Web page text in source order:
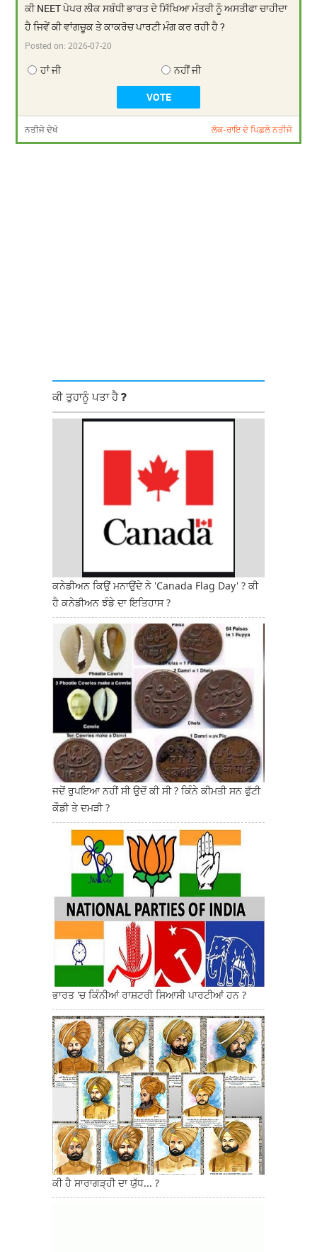
ਕੀ NEET ਪੇਪਰ ਲੀਕ ਸਬੰਧੀ ਭਾਰਤ ਦੇ ਸਿੱਖਿਆ ਮੰਤਰੀ ਨੂੰ ਅਸਤੀਫਾ ਚਾਹੀਦਾ
ਹੈ ਜਿਵੇਂ ਕੀ ਵਾਂਗਚੂਕ ਤੇ ਕਾਕਰੋਚ ਪਾਰਟੀ ਮੰਗ ਕਰ ਰਹੀ ਹੈ ?
Posted on:2026-07-20
ਹਾਂ ਜੀ ਨਹੀਂ ਜੀ
ਨਤੀਜੇ ਦੇਖੋ ਲੋਕ-ਰਾਇ ਦੇ ਪਿਛਲੇ ਨਤੀਜੇ
ਕੀ ਤੁਹਾਨੂੰ ਪਤਾ ਹੈ ?
ਕਨੇਡੀਅਨ ਕਿਉਂ ਮਨਾਉਂਦੇ ਨੇ 'Canada Flag Day' ? ਕੀ
ਹੈ ਕਨੇਡੀਅਨ ਝੰਡੇ ਦਾ ਇਤਿਹਾਸ ?
ਜਦੋਂ ਰੁਪਇਆ ਨਹੀਂ ਸੀ ਉਦੋਂ ਕੀ ਸੀ ? ਕਿੰਨੇ ਕੀਮਤੀ ਸਨ ਫੁੱਟੀ
ਕੌਡੀ ਤੇ ਦਮੜੀ ?
ਭਾਰਤ 'ਚ ਕਿੰਨੀਆਂ ਰਾਸ਼ਟਰੀ ਸਿਆਸੀ ਪਾਰਟੀਆਂ ਹਨ ?
ਕੀ ਹੈ ਸਾਰਾਗੜ੍ਹੀ ਦਾ ਯੁੱਧ... ?